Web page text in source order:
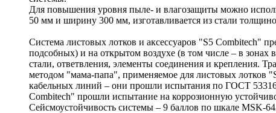
Для повышения уровня пыле- и влагозащиты можно
50 мм и ширину 300 мм, изготавливается из стали
Система листовых лотков и аксессуаров "S5 Combitech"
подсобных) и на открытом воздухе (в том числе – в зонах
стали, ответвления, элементы соединения и крепления.
методом "мама-папа", применяемое для листовых лотков
кабельных линий – они прошли испытания по ГОСТ
Combitech" прошли испытание на коррозионную
Сейсмоустойчивость системы – 9 баллов по шкале MSK-